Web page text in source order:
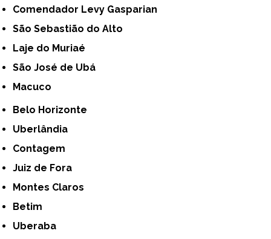
Comendador Levy Gasparian
São Sebastião do Alto
Laje do Muriaé
São José de Ubá
Macuco
Belo Horizonte
Uberlândia
Contagem
Juiz de Fora
Montes Claros
Betim
Uberaba